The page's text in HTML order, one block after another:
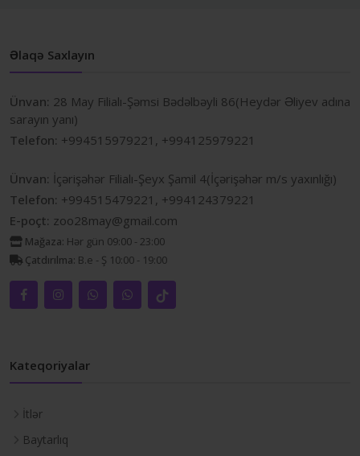
Əlaqə Saxlayın
Ünvan: 28 May Filialı-Şəmsi Bədəlbəyli 86(Heydər Əliyev adına
sarayın yanı)
Telefon: +994515979221, +994125979221
Ünvan: İçərişəhər Filialı-Şeyx Şamil 4(İçərişəhər m/s yaxınlığı)
Telefon: +994515479221, +994124379221
E-poçt: zoo28may@gmail.com
Mağaza: Hər gün 09:00 - 23:00
Çatdırılma: B.e - Ş 10:00 - 19:00
Kateqoriyalar
İtlər
Baytarlıq